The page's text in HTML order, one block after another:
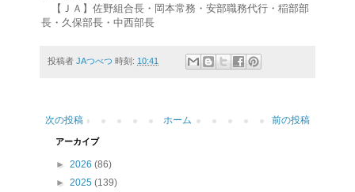
【ＪＡ】佐野組合長・岡本常務・安部職務代行・稲部部
長・久保部長・中西部長
投稿者 JAつべつ 時刻: 10:41
次の投稿 前の投稿
ホーム
アーカイブ
► 2026 (86)
► 2025 (139)